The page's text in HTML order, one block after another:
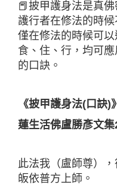
📕披甲護身法是真
護行者在修法的時
僅在修法的時候可
食、住、行，均可
的口訣。
《披甲護身法(口訣)》
蓮生活佛盧勝彥文集
此法我（盧師尊）
皈依普方上師。